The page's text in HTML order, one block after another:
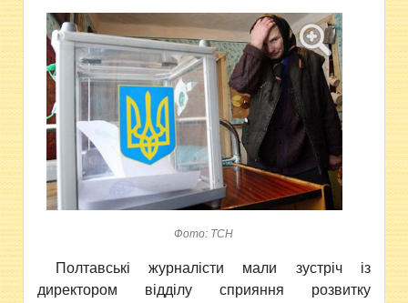
Фото: ТСН
Полтавські журналісти мали зустріч із
директором відділу сприяння розвитку